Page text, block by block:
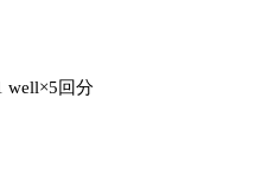
well×5回分